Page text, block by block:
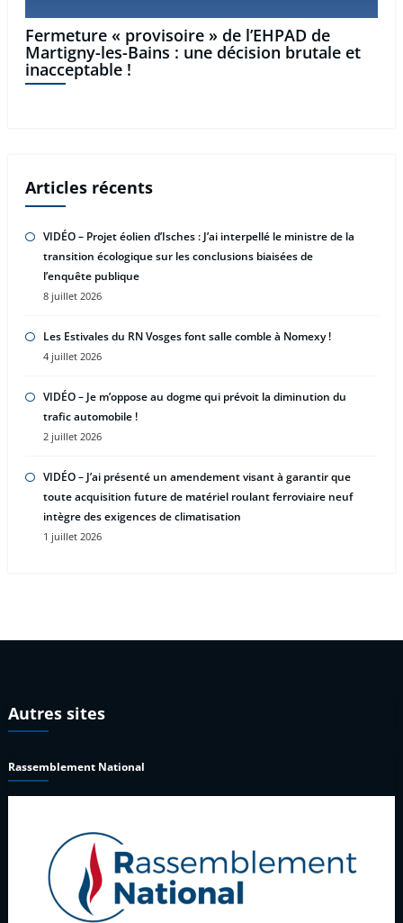
Fermeture « provisoire » de l’EHPAD de
Martigny-les-Bains : une décision brutale et
inacceptable !
Articles récents
VIDÉO – Projet éolien d’Isches : J’ai interpellé le ministre de la
transition écologique sur les conclusions biaisées de
l’enquête publique
8 juillet 2026
Les Estivales du RN Vosges font salle comble à Nomexy !
4 juillet 2026
VIDÉO – Je m’oppose au dogme qui prévoit la diminution du
trafic automobile !
2 juillet 2026
VIDÉO – J’ai présenté un amendement visant à garantir que
toute acquisition future de matériel roulant ferroviaire neuf
intègre des exigences de climatisation
1 juillet 2026
Autres sites
Rassemblement National